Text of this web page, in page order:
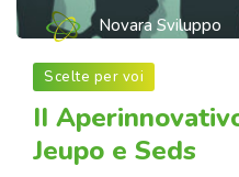
Novara Sviluppo
Scelte per voi
II
Jeupo e Seds